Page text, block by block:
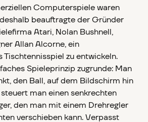
Computerspiele waren
beauftragte der Gründer
Atari, Nolan Bushnell,
Allan Alcorne, ein
Tischtennisspiel zu entwickeln.
Spieleprinzip zugrunde: Man
den Ball, auf dem Bildschirm hin
man einen senkrechten
den man mit einem Drehregler
verschieben kann. Verpasst